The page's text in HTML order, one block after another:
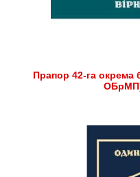
Прапор 42-га окрема
ОБрМП)